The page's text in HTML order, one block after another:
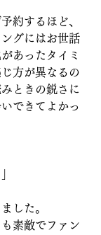
約するほど、
グにはお世話
あったタイミ
方が異なるの
ときの鋭さに
できてよかっ
した。
素敵でファン